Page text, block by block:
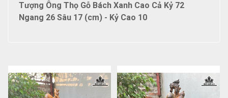
Tượng Ông Thọ Gỗ Bách Xanh Cao Cả Kỷ 72
Ngang 26 Sâu 17 (cm) - Kỷ Cao 10